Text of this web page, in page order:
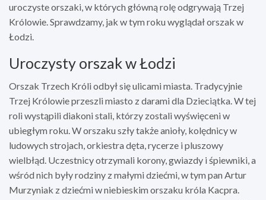
uroczyste orszaki, w których główną rolę odgrywają Trzej
Królowie. Sprawdzamy, jak w tym roku wyglądał orszak w
Łodzi.
Uroczysty orszak w Łodzi
Orszak Trzech Króli odbył się ulicami miasta. Tradycyjnie
Trzej Królowie przeszli miasto z darami dla Dzieciątka. W tej
roli wystąpili diakoni stali, którzy zostali wyświęceni w
ubiegłym roku. W orszaku szły także anioły, kolędnicy w
ludowych strojach, orkiestra dęta, rycerze i pluszowy
wielbłąd. Uczestnicy otrzymali korony, gwiazdy i śpiewniki, a
wśród nich były rodziny z małymi dziećmi, w tym pan Artur
Murzyniak z dziećmi w niebieskim orszaku króla Kacpra.